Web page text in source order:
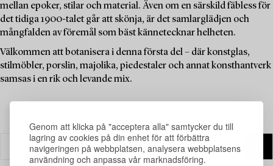
Genom att klicka på "acceptera alla" samtycker du till
lagring av cookies på din enhet för att förbättra
navigeringen på webbplatsen, analysera webbplatsens
användning och anpassa vår marknadsföring.
mellan epoker, stilar och material. Även om en särskild fäbless för
det tidiga 1900-talet går att skönja, är det samlarglädjen och
mångfalden av föremål som bäst kännetecknar helheten.
Välkommen att botanisera i denna första del – där konstglas,
stilmöbler, porslin, majolika, piedestaler och annat konsthantverk
samsas i en rik och levande mix.